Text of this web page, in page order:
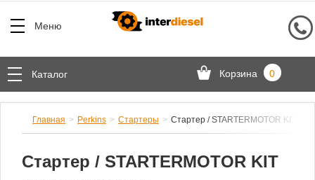
Меню
Каталог Корзина 0
Главная Perkins Стартеры Стартер / STARTERMOTOR KIT
Стартер / STARTERMOTOR KIT